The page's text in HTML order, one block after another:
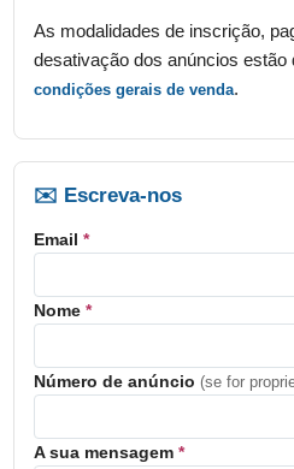
As modalidades de inscrição,
desativação dos anúncios estão
condições gerais de venda.
✉️ Escreva-nos
Email*
Nome*
Número de anúncio(se for
A sua mensagem*